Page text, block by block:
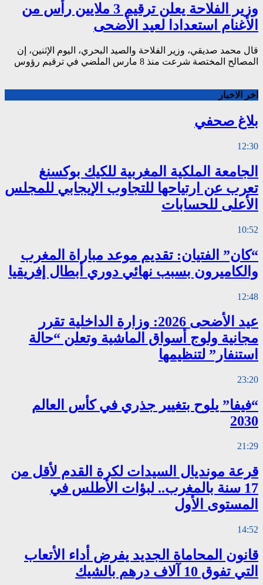
وزير الفلاحة يعلن ترقيم 3 ملايين رأس من
الأغنام استعدادا لعيد الأضحى
قال محمد صديقي، وزير الفلاحة والصيد البحري، اليوم الإثنين، إن
المصالح المختصة شرعت منذ 8 مارس الملضي في ترقيم رؤوس
اخر الاخبار
بلاغ صحفي
12:30
الجامعة الملكية المغربية للكيك بوكسنغ
تعرب عن ارتياحها للتجاوب الإيجابي للمجلس
الأعلى للحسابات
10:52
“كان” الفتيان: تقديم موعد مباراة المغرب
والكاميرون بسبب نهائي دوري أبطال إفريقيا
12:48
عيد الأضحى 2026: وزارة الداخلية تقرر
مجانية ولوج أسواق الماشية وتعلن “حالة
استنفار” لتنظيمها
23:20
“فيفا” يلوح بتغيير جذري في كأس العالم
2030
21:29
قرعة مونديال السيدات لكرة القدم لأقل من
17 سنة بالمغرب.. لبؤات الأطلس في
المستوى الأول
14:52
قانون المحاماة الجديد يفرض أداء الأتعاب
التي تفوق 10 آلاف درهم بالشيك